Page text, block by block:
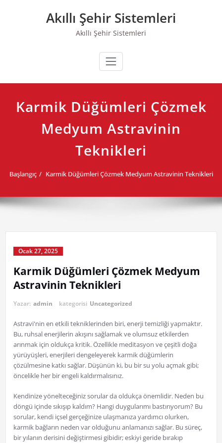
Akıllı Şehir Sistemleri
Akıllı Şehir Sistemleri
Karmik Düğümleri Çözmek
Medyum Astravinin
Teknikleri
Başlangıç Karmik Düğümleri Çözmek Medyum Astravinin Teknikleri
Ocak 27, 2025
Karmik Düğümleri Çözmek Medyum
Astravinin Teknikleri
Yazar: admin kategorisi Uncategorized
Astravi'nin en etkili tekniklerinden biri, enerji temizliği yapmaktır.
Bu, ruhsal enerjilerin akışını sağlamak ve olumsuz etkilerden
arınmak için oldukça kritik. Özellikle meditasyon ve çeşitli doğa
yürüyüşleri, enerjileri dengeleyerek karmik düğümlerin
çözülmesine katkı sağlar. Düşünün ki, bu bir su yolu açmak gibi;
öncelikle her bir engeli kaldırmalısınız.
Kendinize yönelteceğiniz sorular da oldukça önemlidir. Neden bu
döngü içinde sıkışıp kaldım? Hangi duygularımı bastırıyorum? Bu
sorular, kendi içsel gerçeğinize ulaşmanıza yardımcı olurken,
karmik bağların neden var olduğunu anlamanızı sağlar. Bu süreç,
bir yılanın derisini değiştirmesi gibidir; eskiyi geride bırakıp